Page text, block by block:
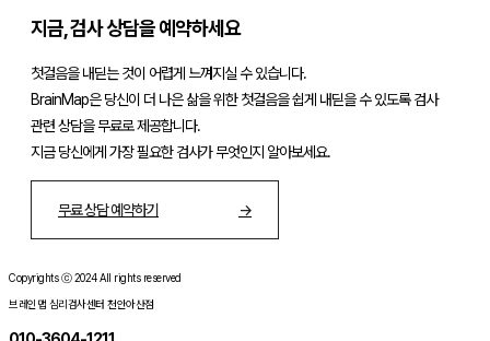
지금, 검사 상담을 예약하세요
첫걸음을 내딛는 것이 어렵게 느껴지실 수 있습니다.
BrainMap은 당신이 더 나은 삶을 위한 첫걸음을 쉽게 내딛을 수 있도록 검사
관련 상담을 무료로 제공합니다.
지금 당신에게 가장 필요한 검사가 무엇인지 알아보세요.
무료 상담 예약하기 →
Copyrights ⓒ 2024 All rights reserved
브레인맵 심리검사센터 천안아산점